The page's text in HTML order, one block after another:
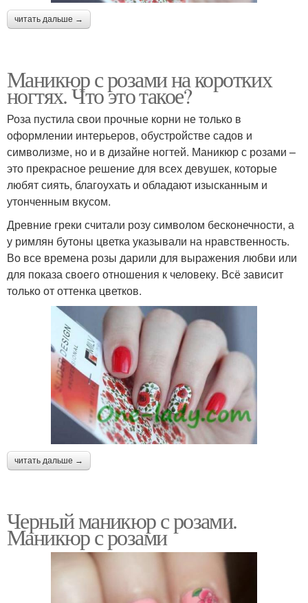
читать дальше →
Маникюр с розами на коротких
ногтях. Что это такое?
Роза пустила свои прочные корни не только в
оформлении интерьеров, обустройстве садов и
символизме, но и в дизайне ногтей. Маникюр с розами –
это прекрасное решение для всех девушек, которые
любят сиять, благоухать и обладают изысканным и
утонченным вкусом.
Древние греки считали розу символом бесконечности, а
у римлян бутоны цветка указывали на нравственность.
Во все времена розы дарили для выражения любви или
для показа своего отношения к человеку. Всё зависит
только от оттенка цветков.
читать дальше →
Черный маникюр с розами.
Маникюр с розами